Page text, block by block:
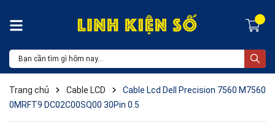
Trang chủ Cable LCD
Cable Lcd Dell Precision 7560 M7560
0MRFT9 DC02C00SQ00 30Pin 0.5